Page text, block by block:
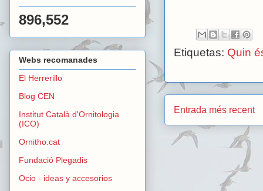
Etiquetas: Quin
Entrada més recent
896,552
Webs recomanades
El Herrerillo
Blog CEN
Institut Català d'Ornitologia
(ICO)
Ornitho.cat
Fundació Plegadis
Ocio - ideas y accesorios